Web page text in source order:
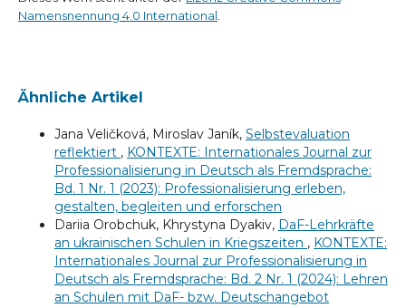
Namensnennung 4.0 International.
Ähnliche Artikel
Jana Veličková, Miroslav Janík, Selbstevaluation
reflektiert , KONTEXTE: Internationales Journal zur
Professionalisierung in Deutsch als Fremdsprache:
Bd. 1 Nr. 1 (2023): Professionalisierung erleben,
gestalten, begleiten und erforschen
Dariia Orobchuk, Khrystyna Dyakiv, DaF-Lehrkräfte
an ukrainischen Schulen in Kriegszeiten , KONTEXTE:
Internationales Journal zur Professionalisierung in
Deutsch als Fremdsprache: Bd. 2 Nr. 1 (2024): Lehren
an Schulen mit DaF- bzw. Deutschangebot